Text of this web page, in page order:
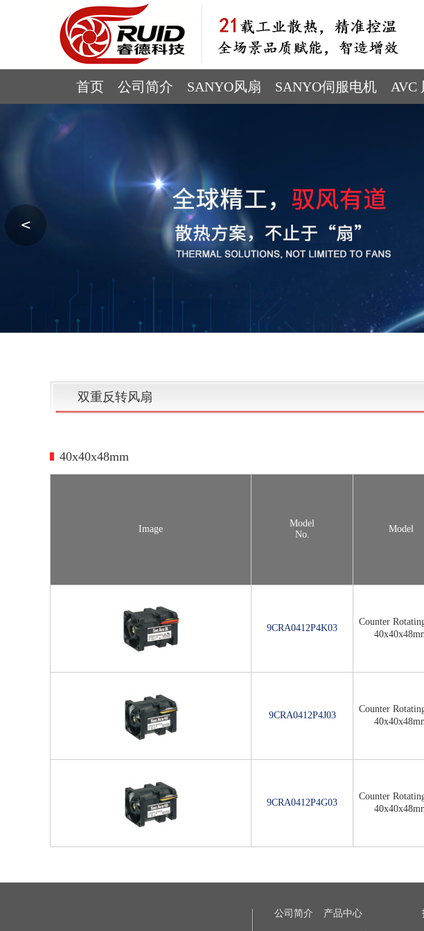
首页 公司简介 SANYO风扇 SANYO伺服电机 AVC
双重反转风扇
40x40x48mm
Image
Model
No.
Model
9CRA0412P4K03
Counter
9CRA0412P4J03
Counter
9CRA0412P4G03
Counter
公司简介 产品中心